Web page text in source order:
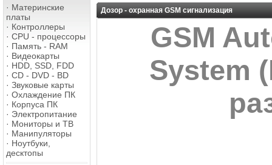
· Материнские
платы
· Контроллеры
· CPU - процессоры
· Память - RAM
· Видеокарты
· HDD, SSD, FDD
· CD - DVD - BD
· Звуковые карты
· Охлаждение ПК
· Корпуса ПК
· Электропитание
· Мониторы и ТВ
· Манипуляторы
· Ноутбуки,
десктопы
Дозор - охранная GSM сигнализация
GSM
System